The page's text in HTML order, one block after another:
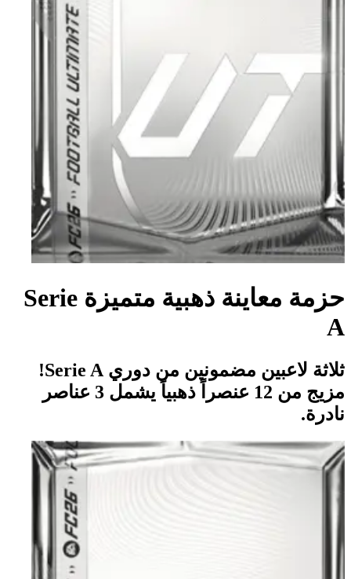
حزمة معاينة ذهبية متميزة Serie
A
ثلاثة لاعبين مضمونين من دوري Serie A!
مزيج من 12 عنصراً ذهبياً يشمل 3 عناصر
نادرة.